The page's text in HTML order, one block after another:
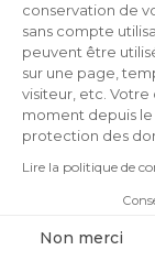
conservation de
sans compte
peuvent être
sur une page,
visiteur, etc.
moment depuis
protection des
Lire la politique de
Non merci
Price
€6.49